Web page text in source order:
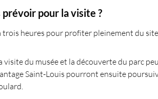
pour la visite ?
trois heures pour profiter pleinement du site.
visite du musée et la découverte du parc
Saint-Louis pourront ensuite